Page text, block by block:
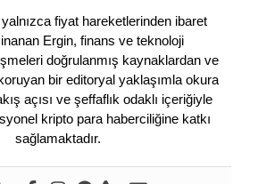
fiyat hareketlerinden ibaret
inanan Ergin, finans ve teknoloji
doğrulanmış kaynaklardan ve
bir editoryal yaklaşımla okura
açısı ve şeffaflık odaklı içeriğiyle
kripto para haberciliğine katkı
sağlamaktadır.